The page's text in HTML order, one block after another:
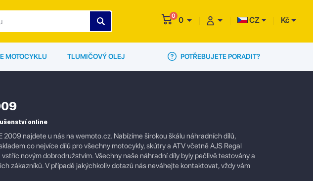
0 0 CZ Kč
MOTOCYKLU TLUMIČOVÝ OLEJ POTŘEBUJETE PORADIT?
online
2009 najdete u nás na wemoto.cz. Nabízíme širokou škálu náhradních dílů,
co nejvíce dílů pro všechny motocykly, skútry a ATV včetně AJS Regal
novým dobrodružstvím. Všechny naše náhradní díly byly pečlivě testovány a
zákazníků. V případě jakýchkoliv dotazů nás neváhejte kontaktovat, vždy vám